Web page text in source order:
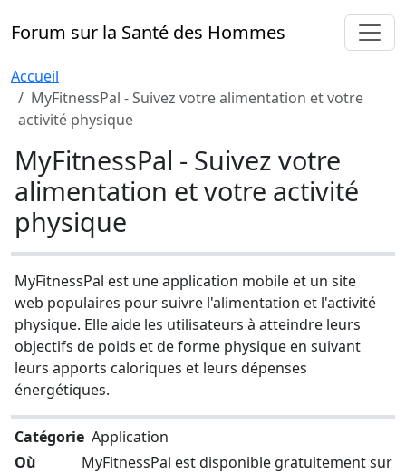
Forum sur la Santé des Hommes
Accueil
MyFitnessPal - Suivez votre alimentation et votre
activité physique
MyFitnessPal - Suivez votre
alimentation et votre activité
physique
MyFitnessPal est une application mobile et un site
web populaires pour suivre l'alimentation et l'activité
physique. Elle aide les utilisateurs à atteindre leurs
objectifs de poids et de forme physique en suivant
leurs apports caloriques et leurs dépenses
énergétiques.
Catégorie Application
Où
MyFitnessPal est disponible gratuitement sur